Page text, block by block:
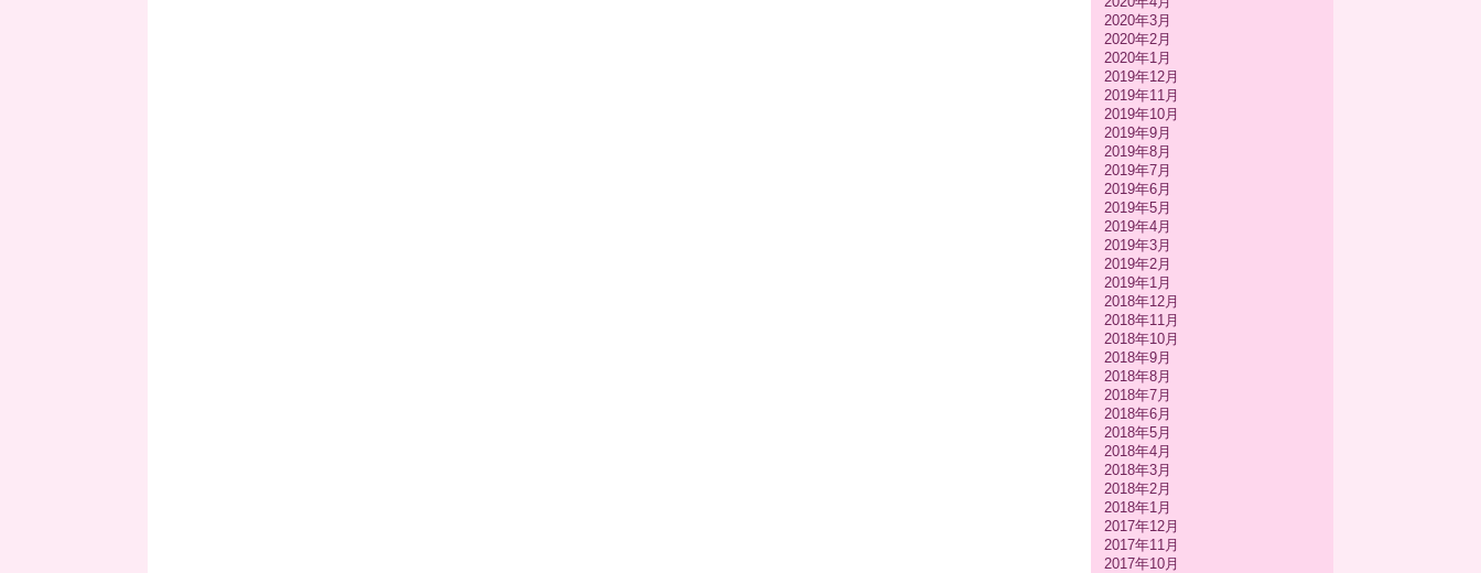
2020年3月
2020年2月
2020年1月
2019年12月
2019年11月
2019年10月
2019年9月
2019年8月
2019年7月
2019年6月
2019年5月
2019年4月
2019年3月
2019年2月
2019年1月
2018年12月
2018年11月
2018年10月
2018年9月
2018年8月
2018年7月
2018年6月
2018年5月
2018年4月
2018年3月
2018年2月
2018年1月
2017年12月
2017年11月
2017年10月